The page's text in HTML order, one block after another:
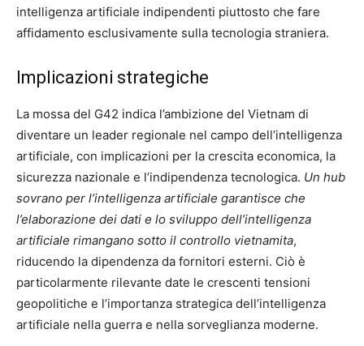
intelligenza artificiale indipendenti piuttosto che fare
affidamento esclusivamente sulla tecnologia straniera.
Implicazioni strategiche
La mossa del G42 indica l’ambizione del Vietnam di
diventare un leader regionale nel campo dell’intelligenza
artificiale, con implicazioni per la crescita economica, la
sicurezza nazionale e l’indipendenza tecnologica. Un hub
sovrano per l’intelligenza artificiale garantisce che
l’elaborazione dei dati e lo sviluppo dell’intelligenza
artificiale rimangano sotto il controllo vietnamita,
riducendo la dipendenza da fornitori esterni. Ciò è
particolarmente rilevante date le crescenti tensioni
geopolitiche e l’importanza strategica dell’intelligenza
artificiale nella guerra e nella sorveglianza moderne.